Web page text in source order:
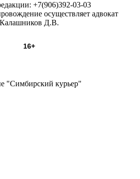
+7(906)392-03-03
осуществляет адвокат
Калашников Д.В.
16+
"Симбирский курьер"